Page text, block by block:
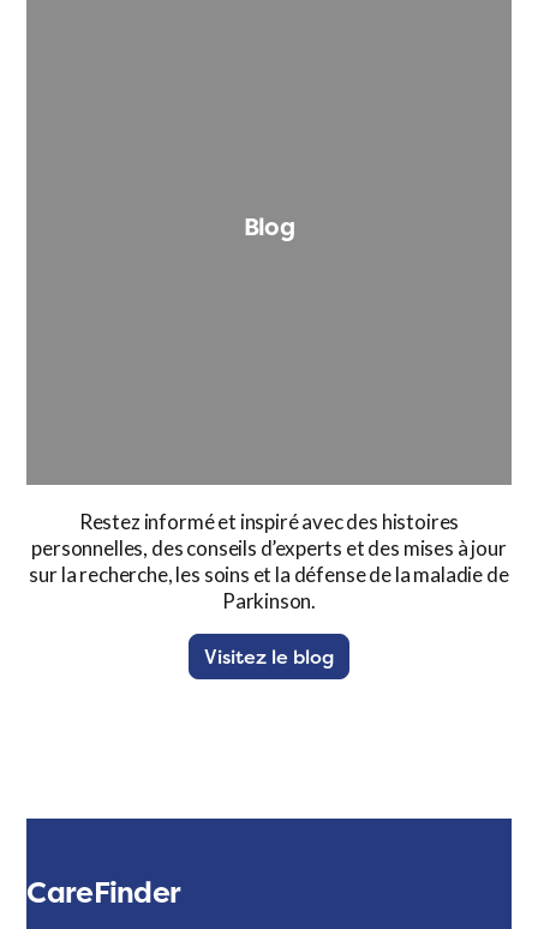
Blog
Restez informé et inspiré avec des histoires
personnelles, des conseils d’experts et des mises à jour
sur la recherche, les soins et la défense de la maladie de
Parkinson.
Visitez le blog
CareFinder